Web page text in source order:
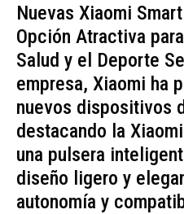
Nuevas Xiaomi
Opción Atractiva
Salud y el Deporte
empresa, Xiaomi ha
nuevos dispositivos
destacando la
una pulsera
diseño ligero y
autonomía y